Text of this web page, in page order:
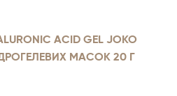
ACID GEL JOKO
МАСОК 20 Г